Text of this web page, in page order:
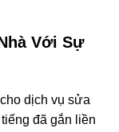
Với Sự
dịch vụ sửa
đã gắn liền